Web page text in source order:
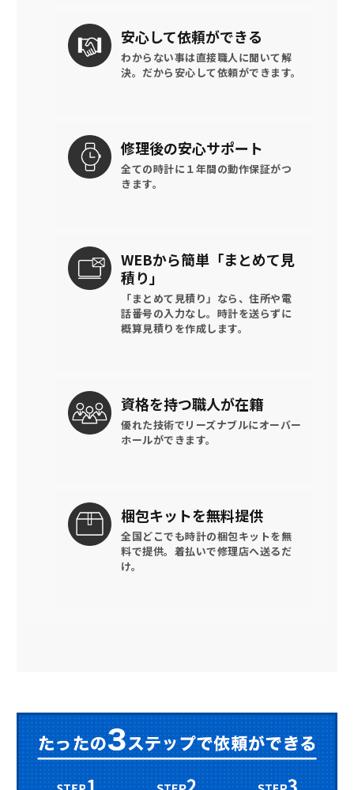
安心して依頼ができる
わからない事は直接職人に聞いて解
決。 だから安心して依頼ができます。
修理後の安心サポート
全ての時計に １年間の動作保証がつ
きます。
WEBから簡単 「まとめて見
積り」
「まとめて見積り」なら、住所や電
話番号の入力なし。時計を送らずに
概算見積りを作成します。
資格を持つ職人が在籍
優れた技術でリーズナブルにオーバー
ホールができます。
梱包キットを無料提供
全国どこでも時計の梱包キットを無
料で提供。 着払いで修理店へ送るだ
け。